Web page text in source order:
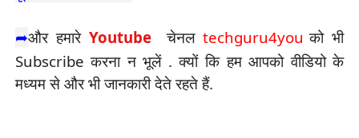
➦और हमारे Youtubeचेनलtechguru4you को भी
Subscribe करना न भूलें . क्यों कि हम आपको वीडियो के
मध्यम से और भी जानकारी देते रहते हैं.